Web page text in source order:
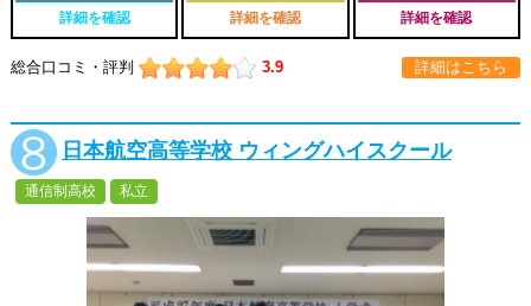
詳細を確認 詳細を確認 詳細を確認
総合口コミ・評判 3.9 詳細はこちら
日本航空高等学校 ウィングハイスクール
通信制高校 私立